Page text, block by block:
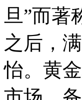
旦”而著
之后，
怡。黄